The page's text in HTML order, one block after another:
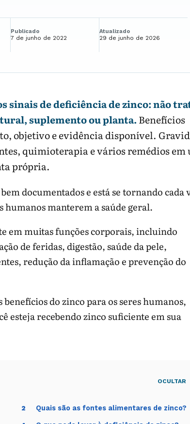
Publicado
7 de junho de 2022
Atualizado
29 de junho de 2026
sinais de deficiência de zinco: não
suplemento ou planta. Benefícios
objetivo e evidência disponível.
quimioterapia e vários remédios em
própria.
documentados e está se tornando cada
humanos manterem a saúde geral.
em muitas funções corporais, incluindo
de feridas, digestão, saúde da pele,
redução da inflamação e prevenção do
do zinco para os seres humanos,
esteja recebendo zinco suficiente em sua
OCULTAR
2 Quais são as fontes alimentares de zinco?